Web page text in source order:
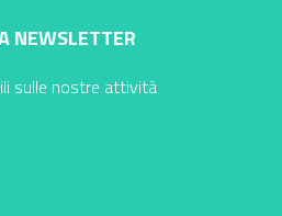
NEWSLETTER
sulle nostre attività